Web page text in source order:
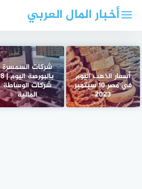
أخبار المال العربي
أسعار الذهب اليوم
في مصر 10 سبتمبر
2023
شركات السمسرة
بالبورصة اليوم | 8
شركات الوساطة
المالية